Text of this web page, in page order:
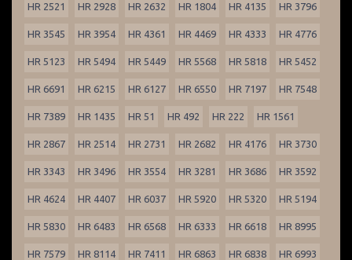
HR 2521 HR 2928 HR 2632 HR 1804 HR 4135 HR 3796
HR 3545 HR 3954 HR 4361 HR 4469 HR 4333 HR 4776
HR 5123 HR 5494 HR 5449 HR 5568 HR 5818 HR 5452
HR 6691 HR 6215 HR 6127 HR 6550 HR 7197 HR 7548
HR 7389 HR 1435 HR 51 HR 492 HR 222 HR 1561
HR 2867 HR 2514 HR 2731 HR 2682 HR 4176 HR 3730
HR 3343 HR 3496 HR 3554 HR 3281 HR 3686 HR 3592
HR 4624 HR 4407 HR 6037 HR 5920 HR 5320 HR 5194
HR 5830 HR 6483 HR 6568 HR 6333 HR 6618 HR 8995
HR 7579 HR 8114 HR 7411 HR 6863 HR 6838 HR 6993